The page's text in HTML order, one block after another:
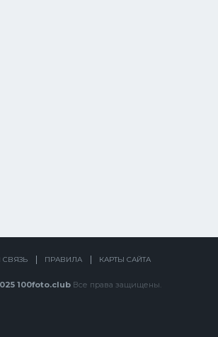
СВЯЗЬ ПРАВИЛА КАРТЫ САЙТА
100foto.clubВсе права защищены.